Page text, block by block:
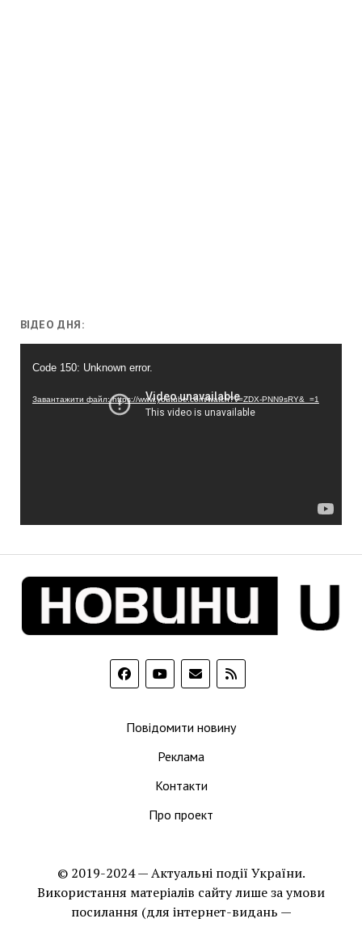
ВІДЕО ДНЯ:
Code 150: Unknown error.
Завантажити файл: https://www.youtube.com/watch?v=ZDX-PNN9sRY&_=1
Повідомити новину
Реклама
Контакти
Про проект
© 2019-2024 — Актуальні події України.
Використання матеріалів сайту лише за умови
посилання (для інтернет-видань —